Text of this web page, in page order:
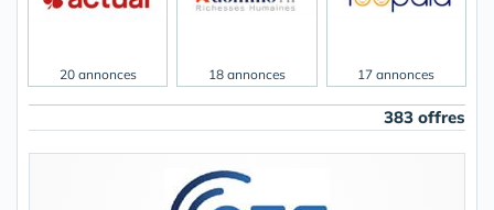
20 annonces 18 annonces 17 annonces
383 offres